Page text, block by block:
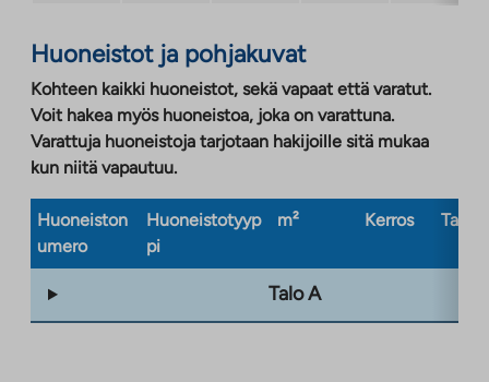
Huoneistot ja pohjakuvat
Kohteen kaikki huoneistot, sekä vapaat että varatut.
Voit hakea myös huoneistoa, joka on varattuna.
Varattuja huoneistoja tarjotaan hakijoille sitä mukaa
kun niitä vapautuu.
Huoneiston
umero
Huoneistotyyp
pi
m² Kerros
Talo A